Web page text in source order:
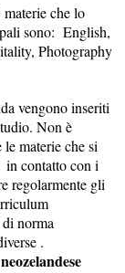
che lo
sono: English,
Photography
vengono inseriti
Non è
materie che si
in contatto con i
regolarmente gli
norma
.